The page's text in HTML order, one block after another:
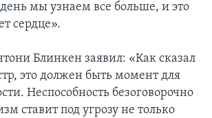
мы узнаем все больше, и это
сердце».
Блинкен заявил: «Как сказал
это должен быть момент для
Неспособность безоговорочно
ставит под угрозу не только